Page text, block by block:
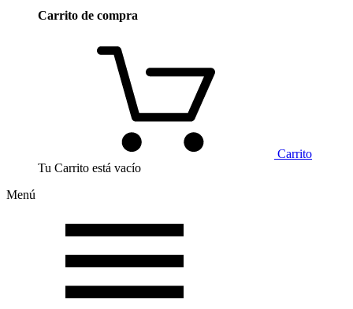
Carrito de compra
Carrito
Tu Carrito está vacío
Menú